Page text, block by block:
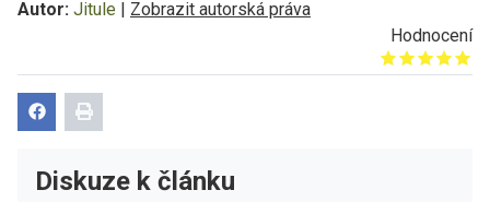
Autor: Jitule | Zobrazit autorská práva
Hodnocení
Give it 1/5
Give it 2/5
Give it 3/5
Give it 4/5
Give it 5/5
Diskuze k článku